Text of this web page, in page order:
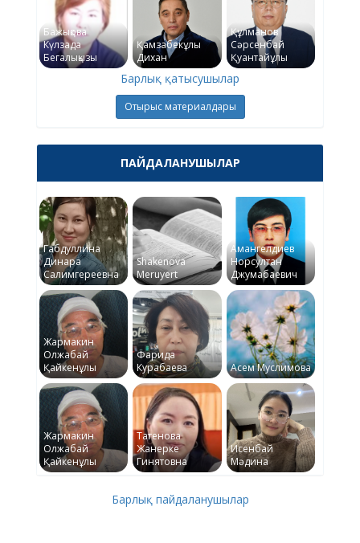
Бажықова
Күлзада
Бегалықызы
Қамзабекұлы
Дихан
Құлманов
Сәрсенбай
Қуантайұлы
Барлық қатысушылар
Отырыс материалдары
ПАЙДАЛАНУШЫЛАР
Габдуллина
Динара
Салимгереевна
Shakenova
Meruyert
Амангелдиев
Норсултан
Джумабаевич
Жармакин
Олжабай
Қайкенұлы
Фарида
Курабаева
Асем Муслимова
Жармакин
Олжабай
Қайкенұлы
Татенова
Жанерке
Гинятовна
Исенбай
Мәдина
Барлық пайдаланушылар